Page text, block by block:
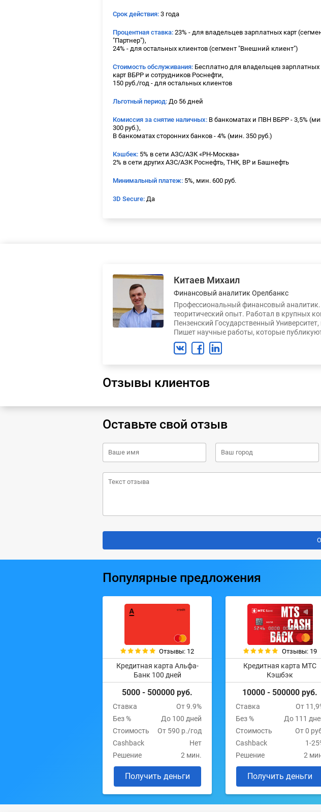
Срок действия: 3 года
Процентная ставка: 23% - для владельцев зарплатных карт
"Партнер"),
24% - для остальных клиентов (сегмент "Внешний клиент")
Стоимость обслуживания: Бесплатно для владельцев зарплатных
карт ВБРР и сотрудников Роснефти,
150 руб./год - для остальных клиентов
Льготный период: До 56 дней
Комиссия за снятие наличных: В банкоматах и ПВН ВБРР - 3,5%
300 руб.),
В банкоматах сторонних банков - 4% (мин. 350 руб.)
Кэшбек: 5% в сети АЗС/АЗК «РН-Москва»
2% в сети других АЗС/АЗК Роснефть, ТНК, BP и Башнефть
Минимальный платеж: 5%, мин. 600 руб.
3D Secure: Да
Китаев Михаил
Финансовый аналитик Орелбанкс
Профессиональный финансовый
теоритический опыт. Работал в крупных
Пензенский Государственный
Пишет научные работы, которые
Отзывы клиентов
Оставьте свой отзыв
Популярные предложения
Отзывы: 12
Кредитная карта Альфа-
Банк 100 дней
5000 - 500000 руб.
Ставка
От 9.9%
Без %
До 100 дней
Стоимость
От 590 р./год
Cashback
Нет
Решение
2 мин.
Получить деньги
Отзывы: 19
Кредитная карта МТС
Кэшбэк
10000 - 500000 руб.
Ставка
От
Без %
До 111
Стоимость
От 0
Cashback
1-
Решение
2
Получить деньги